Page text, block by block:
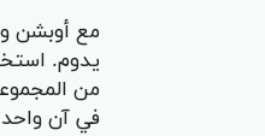
مع أوبشن
يدوم.
من
في آن